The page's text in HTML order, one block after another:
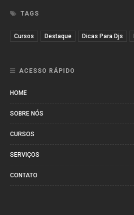
TAGS
Cursos Destaque Dicas Para Djs
ACESSO RÁPIDO
HOME
SOBRE NÓS
CURSOS
SERVIÇOS
CONTATO